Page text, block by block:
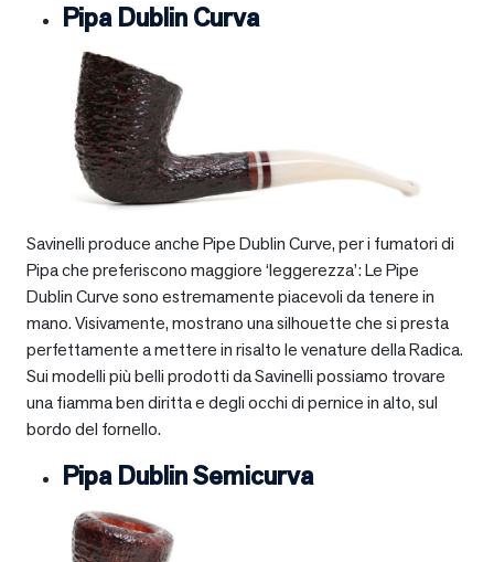
Pipa Dublin Curva
Savinelli produce anche Pipe Dublin Curve, per i fumatori di
Pipa che preferiscono maggiore ‘leggerezza’: Le Pipe
Dublin Curve sono estremamente piacevoli da tenere in
mano. Visivamente, mostrano una silhouette che si presta
perfettamente a mettere in risalto le venature della Radica.
Sui modelli più belli prodotti da Savinelli possiamo trovare
una fiamma ben diritta e degli occhi di pernice in alto, sul
bordo del fornello.
Pipa Dublin Semicurva